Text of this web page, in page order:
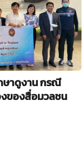
าดูงาน กรณี
ของสื่อมวลชน